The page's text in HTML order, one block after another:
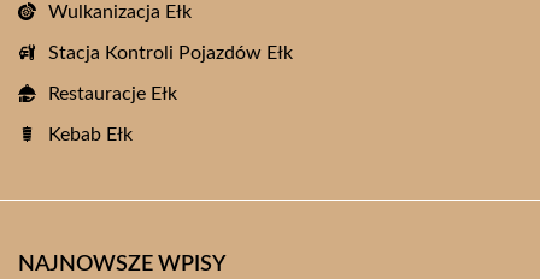
Wulkanizacja Ełk
Stacja Kontroli Pojazdów Ełk
Restauracje Ełk
Kebab Ełk
NAJNOWSZE WPISY